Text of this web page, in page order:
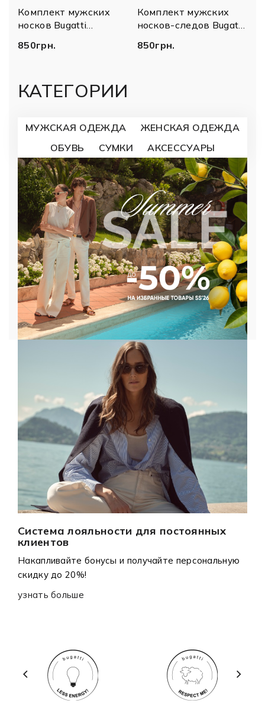
Комплект мужских
носков Bugatti
850грн.
Комплект мужских
носков-следов Bugatti
850грн.
КАТЕГОРИИ
МУЖСКАЯ ОДЕЖДА
ЖЕНСКАЯ ОДЕЖДА
ОБУВЬ
СУМКИ АКСЕССУАРЫ
Система лояльности для постоянных
клиентов
Накапливайте бонусы и получайте персональную
скидку до 20%!
узнать больше